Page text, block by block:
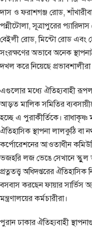
দাস ও ফরাশগঞ্জ রোড,
পন্নীটোলা, সূত্রাপুরের
বেইলী রোড, মিন্টো রোড এবং
সংরক্ষণের অভাবে অনেক
দখল করে নিয়েছে
এগুলোর মধ্যে ঐতিহ্যবাহী
আড়ত মালিক সমিতির
হচ্ছে এ পুরাকীর্তিকে। রাধাকৃষ্ণ
ঐতিহাসিক স্থাপনা লালকুঠি বা
কর্পোরেশনের আওতাধীন
ভজহরি লজ ভেঙে সেখানে স্কুুল
প্রত্নতত্ত্ব অধিদপ্তরের
বসবাস করছেন ফায়ার সার্ভিস
মন্ত্রণালয়ের কর্মচারীরা।
পুরান ঢাকার ঐতিহ্যবাহী